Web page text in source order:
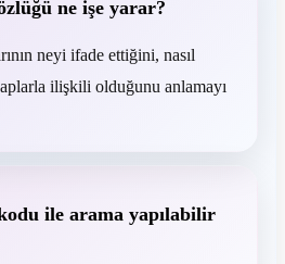
ne işe yarar?
neyi ifade ettiğini, nasıl
ilişkili olduğunu anlamayı
ile arama yapılabilir